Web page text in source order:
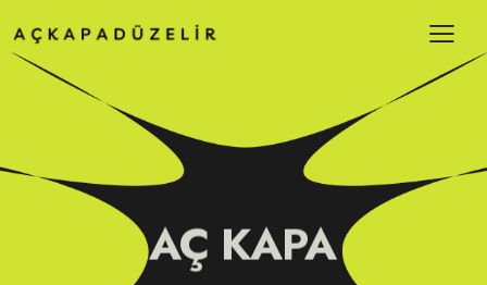
AÇ KAPA